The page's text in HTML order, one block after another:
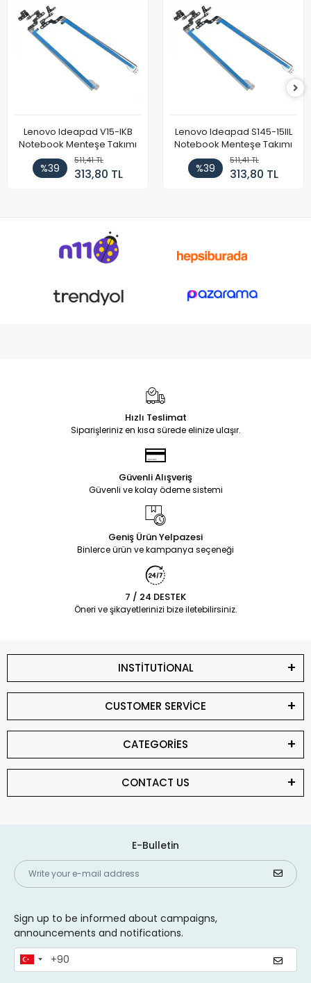
Lenovo Ideapad V15-IKB
Notebook Menteşe Takımı
%39
511,41 TL
313,80 TL
Lenovo Ideapad S145-15IIL
Notebook Menteşe Takımı
%39
511,41 TL
313,80 TL
Hızlı Teslimat
Siparişleriniz en kısa sürede elinize ulaşır.
Güvenli Alışveriş
Güvenli ve kolay ödeme sistemi
Geniş Ürün Yelpazesi
Binlerce ürün ve kampanya seçeneği
7 / 24 DESTEK
Öneri ve şikayetlerinizi bize iletebilirsiniz.
INSTİTUTİONAL
CUSTOMER SERVİCE
CATEGORİES
CONTACT US
E-Bulletin
Sign up to be informed about campaigns,
announcements and notifications.